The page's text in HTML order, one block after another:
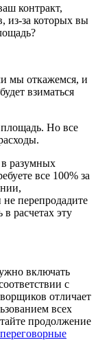
контракт,
из-за которых вы
мы откажемся, и
взиматься
Но все
разумных
все 100% за
перепродадите
расчетах эту
включать
с
отличает
всех
продолжение